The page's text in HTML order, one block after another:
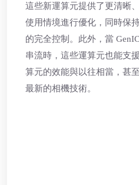
這些新運算元提供了更清晰
使用情境進行優化，同時保
的完全控制。此外，當
串流時，這些運算元也能支
算元的效能與以往相當，甚
最新的相機技術。